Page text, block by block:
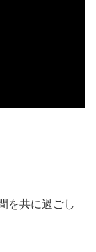
を共に過ごし